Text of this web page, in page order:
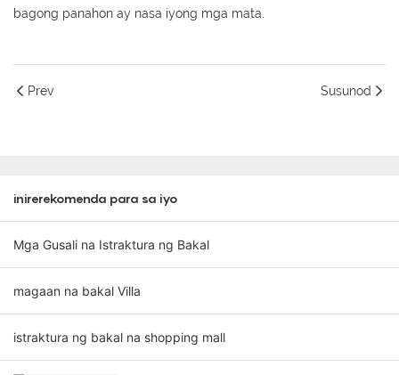
bagong panahon ay nasa iyong mga mata.
Prev Susunod
inirerekomenda para sa iyo
Mga Gusali na Istraktura ng Bakal
magaan na bakal Villa
istraktura ng bakal na shopping mall